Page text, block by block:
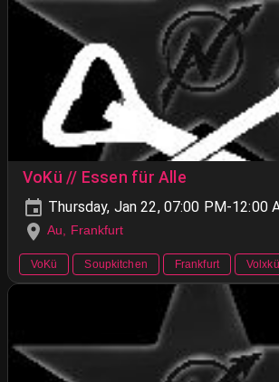
VoKü // Essen für Alle
Thursday, Jan 22, 07:00 PM-12:00
Au, Frankfurt
VoKü Soupkitchen Frankfurt